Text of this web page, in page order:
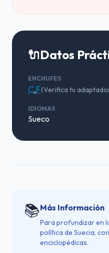
🔌Datos
ENCHUFES
C,F(Verifica tu
IDIOMAS
Sueco
📚Más Información
Para profundizar en
política de Suecia,
enciclopédicas.